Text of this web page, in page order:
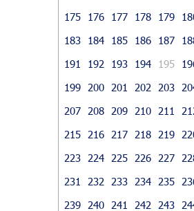
175
176 177 178 179
183
184 185 186 187
191
192 193 194 195
199
200 201 202 203
207
208 209 210 211
215
216 217 218 219
223
224 225 226 227
231
232 233 234 235
239
240 241 242 243